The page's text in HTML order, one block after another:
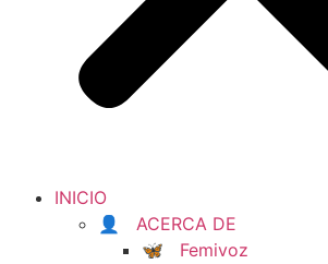
INICIO
👤 ACERCA DE
🦋 Femivoz